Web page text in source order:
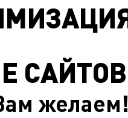
САЙТОВ
желаем!